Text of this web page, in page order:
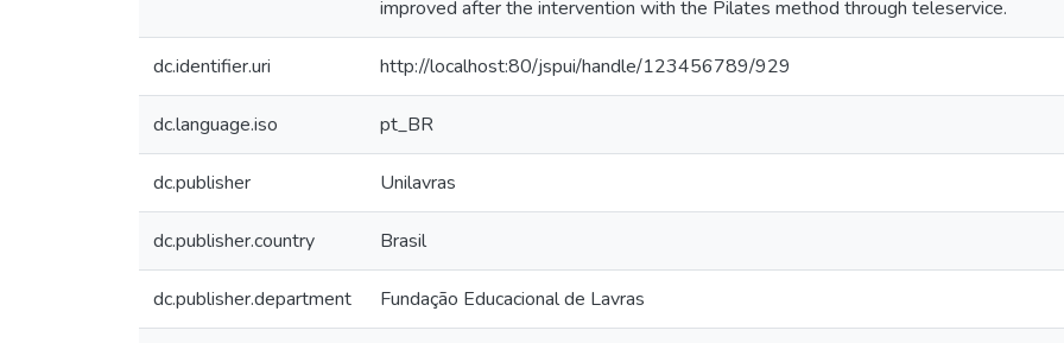
improved after the intervention with the Pilates method through teleservice.
dc.identifier.uri http://localhost:80/jspui/handle/123456789/929
dc.language.iso pt_BR
dc.publisher Unilavras
dc.publisher.country Brasil
dc.publisher.department Fundação Educacional de Lavras